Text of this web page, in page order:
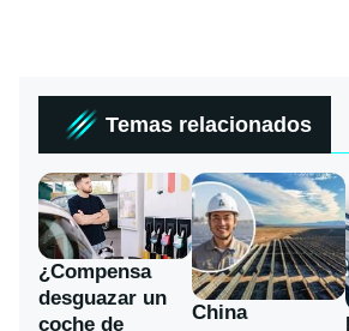
Temas relacionados
¿Compensa
desguazar un
coche de
China